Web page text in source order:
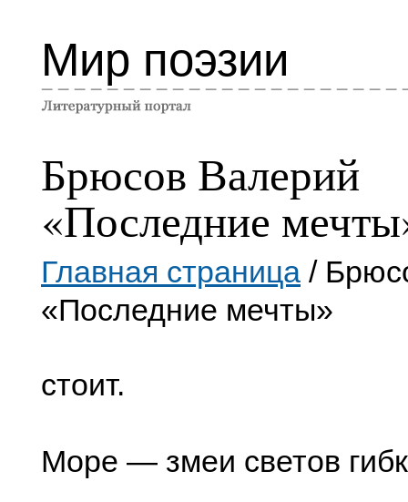
Мир поэзии
Брюсов Валерий
«Последние
Главная страница /
«Последние мечты»
стоит.
Море — змеи светов